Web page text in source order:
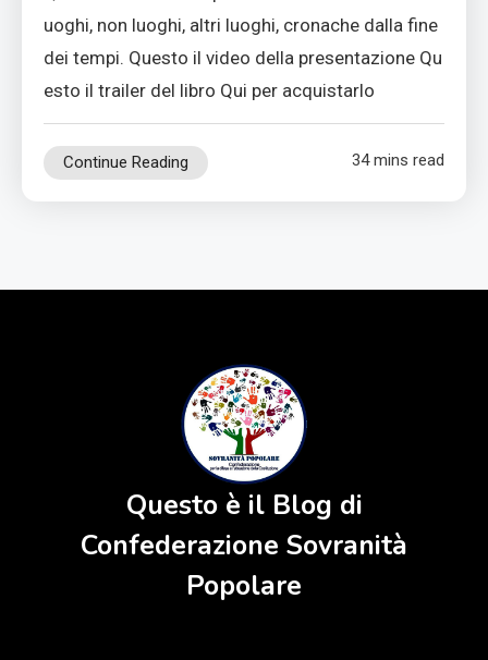
uoghi, non luoghi, altri luoghi, cronache dalla fine
dei tempi. Questo il video della presentazione Qu
esto il trailer del libro Qui per acquistarlo
Continue Reading 34 mins read
Questo è il Blog di
Confederazione Sovranità
Popolare